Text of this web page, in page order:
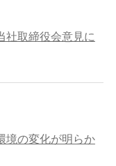
社取締役会意見に
境の変化が明らか